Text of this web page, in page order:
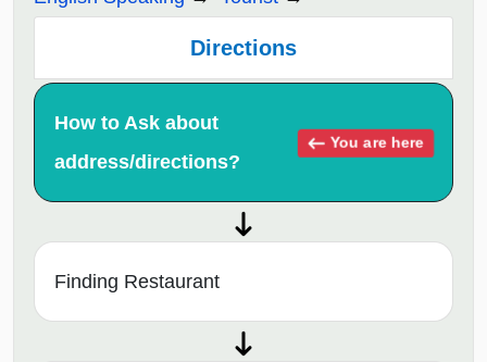
Directions
How to Ask about
address/directions?
You are here
Finding Restaurant